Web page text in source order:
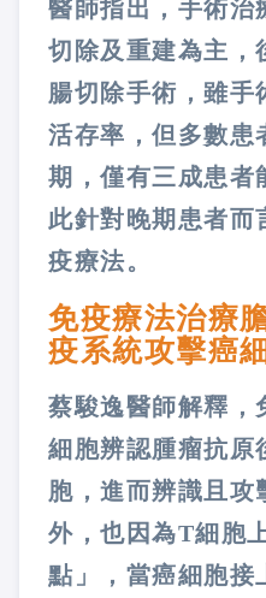
醫師指出，手術治
切除及重建為主，
腸切除手術，雖手
活存率，但多數患
期，僅有三成患者
此針對晚期患者而
疫療法。
免疫療法治療
疫系統攻擊癌
蔡駿逸醫師解釋，
細胞辨認腫瘤抗原
胞，進而辨識且攻
外，也因為T細胞
點」，當癌細胞接